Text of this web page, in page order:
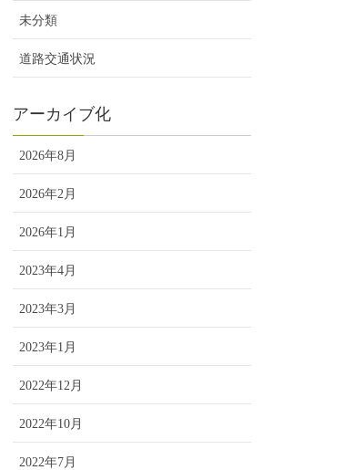
未分類
道路交通状況
アーカイブ化
2026年8月
2026年2月
2026年1月
2023年4月
2023年3月
2023年1月
2022年12月
2022年10月
2022年7月